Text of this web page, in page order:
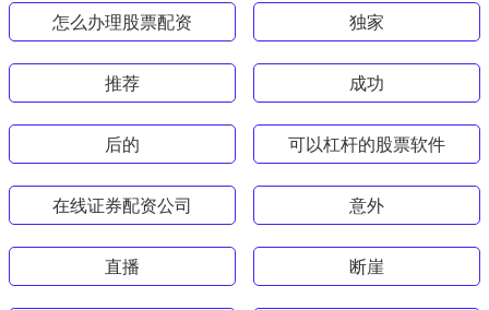
怎么办理股票配资 独家
推荐 成功
后的 可以杠杆的股票软件
在线证券配资公司 意外
直播 断崖